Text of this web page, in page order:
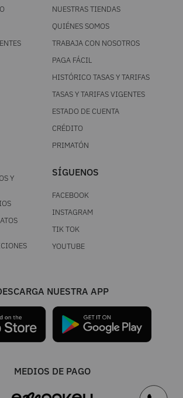
Y
NUESTRAS TIENDAS
QUIÉNES SOMOS
TRABAJA CON NOSOTROS
PAGA FÁCIL
HISTÓRICO TASAS Y TARIFAS
TASAS Y TARIFAS VIGENTES
ESTADO DE CUENTA
CRÉDITO
PRIMATÓN
SÍGUENOS
FACEBOOK
INSTAGRAM
TIK TOK
YOUTUBE
NUESTRA APP
MEDIOS DE PAGO